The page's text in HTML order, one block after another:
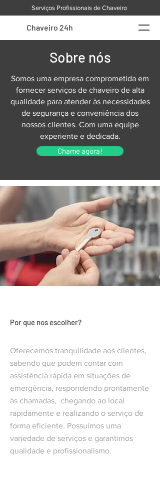
Serviços Profissionais de Chaveiro
Chaveiro 24h
Sobre nós
Somos uma empresa comprometida em
fornecer serviços de chaveiro de alta
qualidade para atender às necessidades
de segurança e conveniência dos
nossos clientes. Com uma equipe
experiente e dedicada.
Chame agora!
Por que nos escolher?
Oferecemos tranquilidade aos clientes,
sabendo que podem contar com
assistência rápida em situações de
emergência, respondendo prontamente
às chamadas, chegando ao local
rapidamente e realizando o serviço de
forma eficiente. Possuímos uma
variedade de serviços e garantimos
qualidade e profissionalismo.